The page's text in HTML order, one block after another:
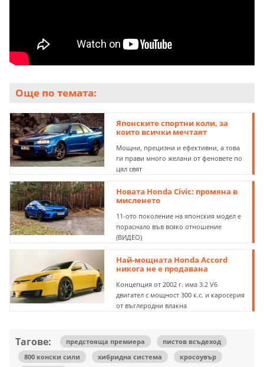
Още по темата:
Японските спортни коли, за
които всички мечтаят
Мощни, прецизни и ефективни, а това
ги прави много желани от феновете по
цял свят
Новата Honda Civic: промяна в
мисленето
11-ото поколение на японския модел е
пораснало във всяко отношение
(ВИДЕО)
Най-мощната Honda Accord
никога не е продавана
Концепция от 2002 г. има 3.2 V6
двигател с мощност 300 к.с. и каросерия
от въглеродни влакна
Тагове: предстояща премиера
пистов всъдеход
800 конски сили
хибридна система
кросоувър